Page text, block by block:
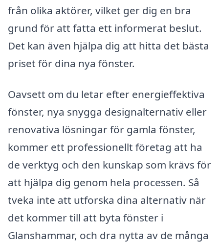
från olika aktörer, vilket ger dig en bra
grund för att fatta ett informerat beslut.
Det kan även hjälpa dig att hitta det bästa
priset för dina nya fönster.
Oavsett om du letar efter energieffektiva
fönster, nya snygga designalternativ eller
renovativa lösningar för gamla fönster,
kommer ett professionellt företag att ha
de verktyg och den kunskap som krävs för
att hjälpa dig genom hela processen. Så
tveka inte att utforska dina alternativ när
det kommer till att byta fönster i
Glanshammar, och dra nytta av de många